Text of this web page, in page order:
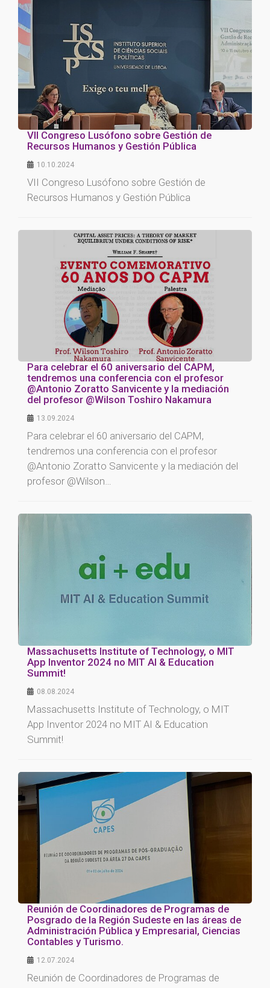
VII Congreso Lusófono sobre Gestión de
Recursos Humanos y Gestión Pública
10.10.2024
VII Congreso Lusófono sobre Gestión de
Recursos Humanos y Gestión Pública
Para celebrar el 60 aniversario del CAPM,
tendremos una conferencia con el profesor
@Antonio Zoratto Sanvicente y la mediación
del profesor @Wilson Toshiro Nakamura
13.09.2024
Para celebrar el 60 aniversario del CAPM,
tendremos una conferencia con el profesor
@Antonio Zoratto Sanvicente y la mediación del
profesor @Wilson…
Massachusetts Institute of Technology, o MIT
App Inventor 2024 no MIT AI & Education
Summit!
08.08.2024
Massachusetts Institute of Technology, o MIT
App Inventor 2024 no MIT AI & Education
Summit!
Reunión de Coordinadores de Programas de
Posgrado de la Región Sudeste en las áreas de
Administración Pública y Empresarial, Ciencias
Contables y Turismo.
12.07.2024
Reunión de Coordinadores de Programas de